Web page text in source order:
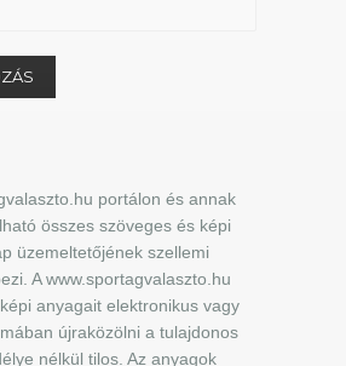
portálon és annak
összes szöveges és képi
üzemeltetőjének szellemi
A www.sportagvalaszto.hu
anyagait elektronikus vagy
újraközölni a tulajdonos
nélkül tilos. Az anyagok